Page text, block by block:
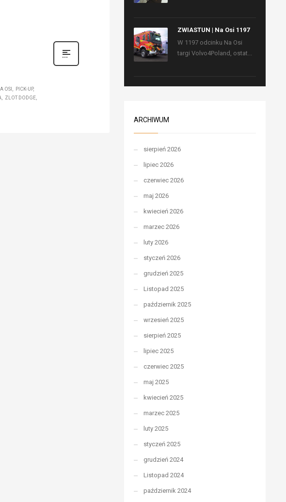
OSI
PICK-UP
ZLOT DODGE
ZWIASTUN | Na Osi 1197
W 1197 odcinku Na Osi
targi Volvo4Poland, ostat...
ARCHIWUM
sierpień 2026
lipiec 2026
czerwiec 2026
maj 2026
kwiecień 2026
marzec 2026
luty 2026
styczeń 2026
grudzień 2025
Listopad 2025
październik 2025
wrzesień 2025
sierpień 2025
lipiec 2025
czerwiec 2025
maj 2025
kwiecień 2025
marzec 2025
luty 2025
styczeń 2025
grudzień 2024
Listopad 2024
październik 2024